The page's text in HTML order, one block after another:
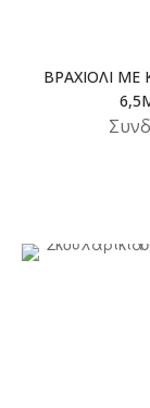
ΒΡΑΧΙΌΛΙ ΜΕ